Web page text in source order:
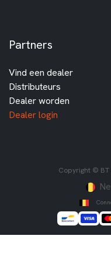
Partners
Vind een dealer
Distributeurs
Dealer worden
Dealer login
Copyright © BT